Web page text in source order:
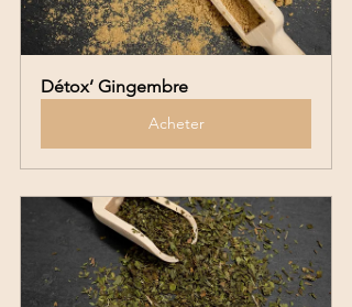
Détox’ Gingembre
Acheter